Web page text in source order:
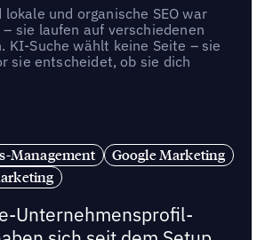
und organische SEO war
sie laufen auf verschiedenen
KI-Suche wählt keine Seite – sie
sie entscheidet, ob sie dich
Management
Google Marketing
Unternehmensprofil-